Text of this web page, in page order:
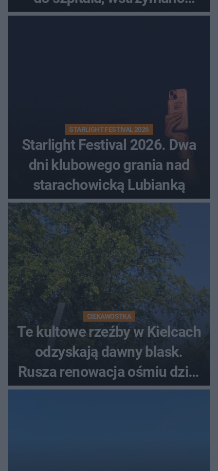
przyjęcia
STARLIGHT FESTIVAL 2026
Starlight Festival 2026. Dwa
dni klubowego grania nad
starachowicką Lubianką
CIEKAWOSTKA
Te kultowe rzeźby w Kielcach
odzyskają dawny blask.
Rusza renowacja ośmiu dzieł
z lat 70.